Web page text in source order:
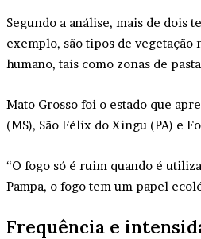
Segundo a análise, mais de dois
exemplo, são tipos de
humano, tais como zonas de
Mato Grosso foi o estado que
(MS), São Félix do Xingu (PA) e
“O fogo só é ruim quando é
Pampa, o fogo tem um papel
Frequência e